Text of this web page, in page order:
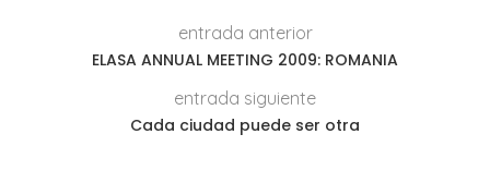
entrada anterior
ELASA ANNUAL MEETING 2009: ROMANIA
entrada siguiente
Cada ciudad puede ser otra